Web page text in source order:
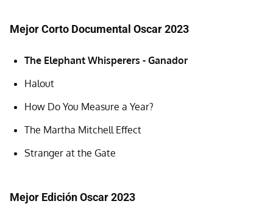
Mejor Corto Documental Oscar 2023
The Elephant Whisperers - Ganador
Halout
How Do You Measure a Year?
The Martha Mitchell Effect
Stranger at the Gate
Mejor Edición Oscar 2023